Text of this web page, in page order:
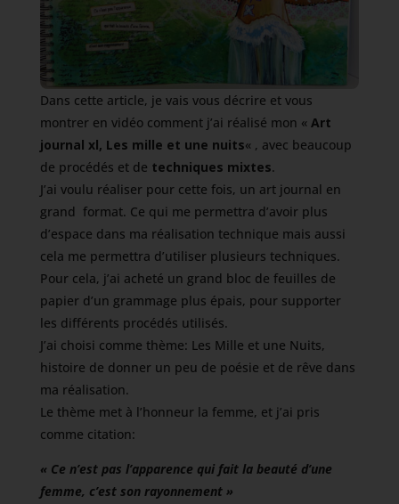
Dans cette article, je vais vous décrire et vous
montrer en vidéo comment j’ai réalisé mon « Art
journal xl, Les mille et une nuits« , avec beaucoup
de procédés et de techniques mixtes.
J’ai voulu réaliser pour cette fois, un art journal en
grand format. Ce qui me permettra d’avoir plus
d’espace dans ma réalisation technique mais aussi
cela me permettra d’utiliser plusieurs techniques.
Pour cela, j’ai acheté un grand bloc de feuilles de
papier d’un grammage plus épais, pour supporter
les différents procédés utilisés.
J’ai choisi comme thème: Les Mille et une Nuits,
histoire de donner un peu de poésie et de rêve dans
ma réalisation.
Le thème met à l’honneur la femme, et j’ai pris
comme citation:
« Ce n’est pas l’apparence qui fait la beauté d’une
femme, c’est son rayonnement »